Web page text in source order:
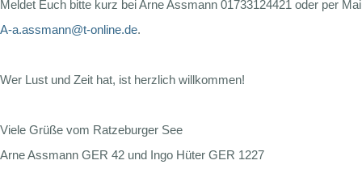
Meldet Euch bitte kurz bei Arne Assmann 01733124421 oder per
A-a.assmann@t-online.de.
Wer Lust und Zeit hat, ist herzlich willkommen!
Viele Grüße vom Ratzeburger See
Arne Assmann GER 42 und Ingo Hüter GER 1227